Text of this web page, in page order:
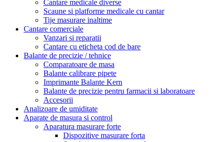
Cantare medicale diverse
Scaune si platforme medicale cu cantar
Tije masurare inaltime
Cantare comerciale
Vanzari si reparatii
Cantare cu eticheta cod de bare
Balante de precizie / tehnice
Comparatoare de masa
Balante calibrare pipete
Imprimante Balante Kern
Balante de precizie pentru farmacii si laboratoare
Accesorii
Analizoare de umiditate
Aparate de masura si control
Aparatura masurare forte
Dispozitive masurare forta